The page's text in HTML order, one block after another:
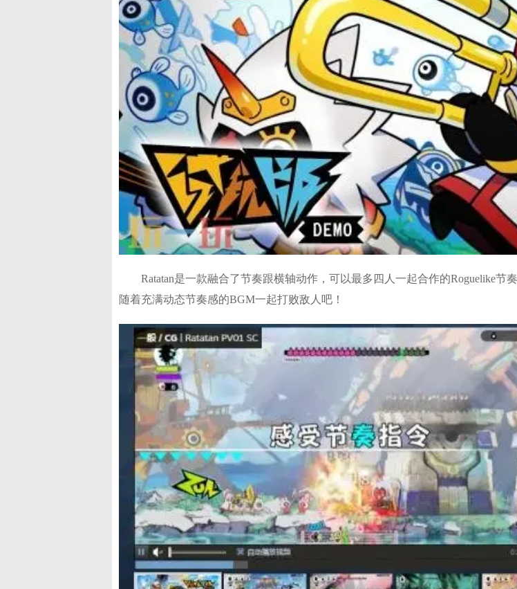
Ratatan是一款融合了节奏跟横轴动作，可以最多四人一起合作的Roguelike
随着充满动态节奏感的BGM一起打败敌人吧！